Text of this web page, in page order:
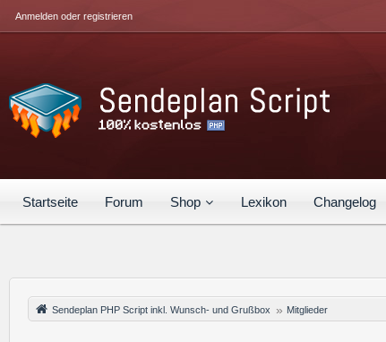
Startseite Forum Shop Lexikon Changelog
Anmelden oder registrieren
Sendeplan PHP Script inkl. Wunsch- und Grußbox Mitglieder